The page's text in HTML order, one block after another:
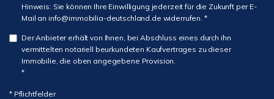
Hinweis: Sie können Ihre Einwilligung jederzeit für die Zukunft per E-
Mail an info@immobilia-deutschland.de widerrufen. *
Der Anbieter erhält von Ihnen, bei Abschluss eines durch ihn
vermittelten notariell beurkundeten Kaufvertrages zu dieser
Immobilie, die oben angegebene Provision.
*
* Pflichtfelder